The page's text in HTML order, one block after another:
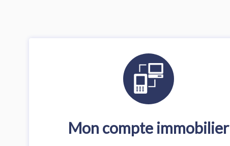
Mon compte immobilier